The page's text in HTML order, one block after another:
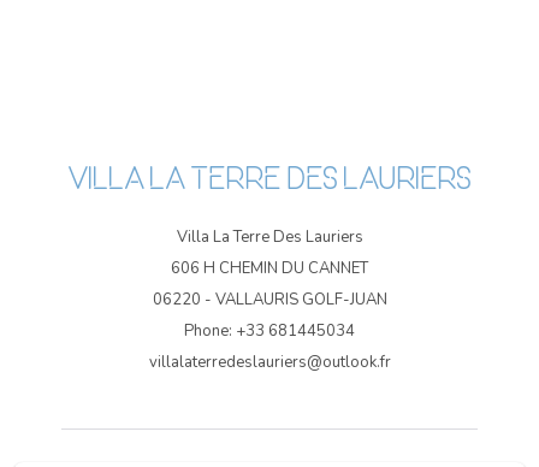
VILLA LA TERRE DES LAURIERS
Villa La Terre Des Lauriers
606 H CHEMIN DU CANNET
06220 - VALLAURIS GOLF-JUAN
Phone: +33 681445034
villalaterredeslauriers@outlook.fr